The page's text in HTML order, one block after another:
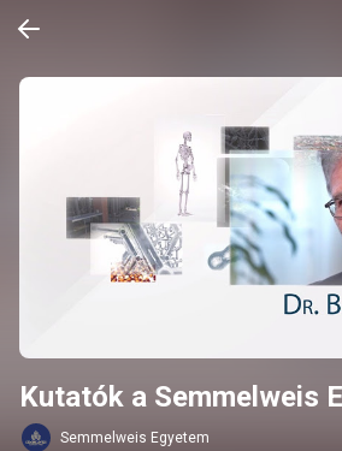
Kutatók a Semmelweis
Semmelweis Egyetem